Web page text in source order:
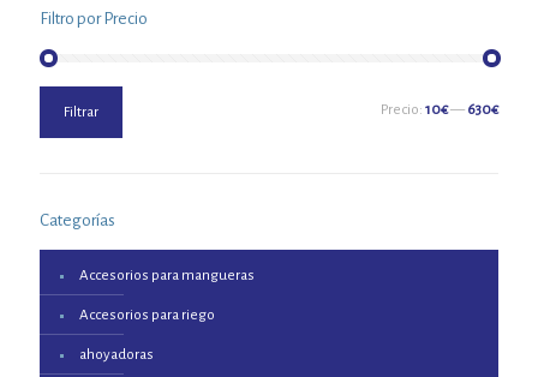
Filtro por Precio
mínimo
máximo
Filtrar Precio: 10€— 630€
Categorías
Accesorios para mangueras
Accesorios para riego
ahoyadoras